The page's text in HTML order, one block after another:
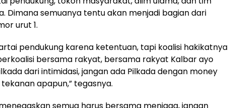
Dimana semuanya tentu akan menjadi bagian dari
urut 1.
pendukung karena ketentuan, tapi koalisi hakikatnya
bersama rakyat, bersama rakyat Kalbar ayo
dari intimidasi, jangan ada Pilkada dengan money
apapun,” tegasnya.